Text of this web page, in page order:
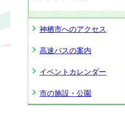
神栖市へのアクセス
高速バスの案内
イベントカレンダー
市の施設・公園